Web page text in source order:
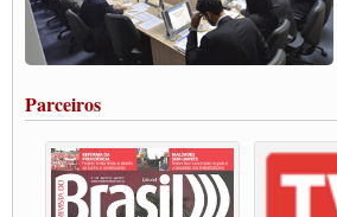
Caminhoneiros aprovam greve a partir do 1º de
Rodoviários de Feira Santana fazem Assembleia para
salarial
Vacina Já: Lockdown de 24 horas dos trabalhadores em
Condutores de Guarulhos farão greve sanitária nesta
Paralisação dos Caminhoneiros na #BR285,
Rio Grande
Parceiros